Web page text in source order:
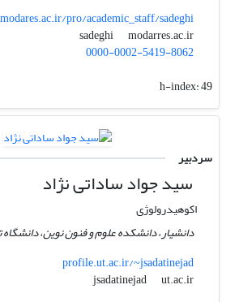
pro/academic_staff/sadeghi
sadeghi
modarres.ac.ir
0000-0002-5419-8062
h-index:49
سردبیر
سید جواد ساداتی نژاد
اکوهیدرولوژی
دانشیار، دانشکده علوم و فنون نوین، دانشگاه
profile.ut.ac.ir/~jsadatinejad
jsadatinejad
ut.ac.ir